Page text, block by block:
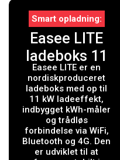
Smart opladning
Easee LITE
ladeboks 11
kW med kWh-
måler, Type 2,
WiFi og 4G,
Sort
Easee LITE er en
nordiskproduceret
ladeboks med op til
11 kW ladeeffekt,
indbygget kWh-måler
og trådløs
forbindelse via WiFi,
Bluetooth og 4G. Den
er udviklet til at